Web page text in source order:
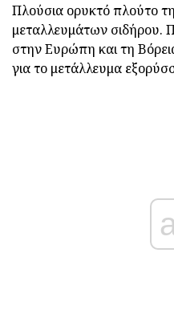
Πλούσια ορυκτό πλούτο
μεταλλευμάτων σιδήρου.
στην Ευρώπη και τη
για το μετάλλευμα